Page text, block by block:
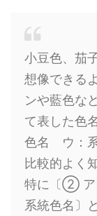
小豆色、茄
想像できる
ンや藍色な
て表した色
色名 ウ：
比較的よく
特に〔② ア
系統色名〕